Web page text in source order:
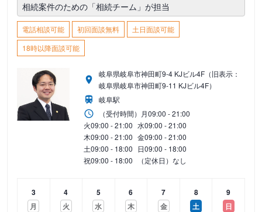
相続案件のための「相続チーム」が担当
電話相談可能 初回面談無料
土日面談可能
18時以降面談可能
岐阜県岐阜市神田町9-4 KJビル4F（旧表示：
岐阜県岐阜市神田町9-11 KJビル4F）
岐阜駅
（受付時間） 月09:00 - 21:00
火09:00 - 21:00 水09:00 - 21:00
木09:00 - 21:00 金09:00 - 21:00
土09:00 - 18:00 日09:00 - 18:00
祝09:00 - 18:00 （定休日）なし
3
月
4
火
5
水
6
木
7
金
8
土
9
日